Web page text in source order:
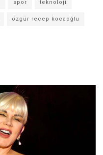
spor teknoloji
özgür recep kocaoğlu